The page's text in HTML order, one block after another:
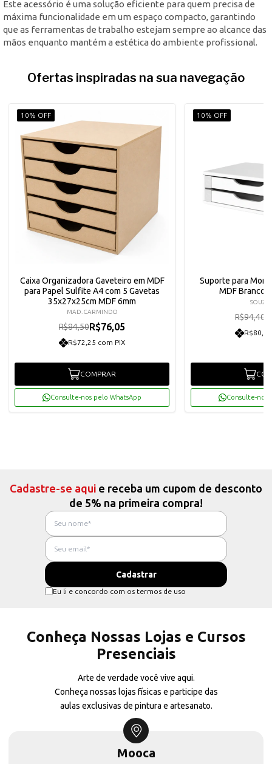
Este acessório é uma solução eficiente para quem precisa de
máxima funcionalidade em um espaço compacto, garantindo
que as ferramentas de trabalho estejam sempre ao alcance das
mãos enquanto mantém a estética do ambiente profissional.
Ofertas inspiradas na sua navegação
10% OFF
Caixa Organizadora Gaveteiro em MDF
para Papel Sulfite A4 com 5 Gavetas
35x27x25cm MDF 6mm
MAD. CARMINDO
R$84,50R$76,05
R$72,25 com PIX
COMPRAR
Consulte-nos pelo WhatsApp
10% OFF
Suporte para
MDF Branco
SOUZA
R$94,40
Consulte-nos
Cadastre-se aqui e receba um cupom de desconto
de 5% na primeira compra!
Eu li e concordo com os termos de uso
Conheça Nossas Lojas e Cursos
Presenciais
Arte de verdade você vive aqui.
Conheça nossas lojas físicas e participe das
aulas exclusivas de pintura e artesanato.
Mooca